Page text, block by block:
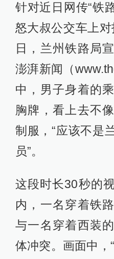
针对近日网传“铁
怒大叔公交车上
日，兰州铁路局
澎湃新闻（
中，男子身着的
胸牌，看上去不
制服，“应该不是
员”。
这段时长30秒的
内，一名穿着铁
与一名穿着西装
体冲突。画面中，